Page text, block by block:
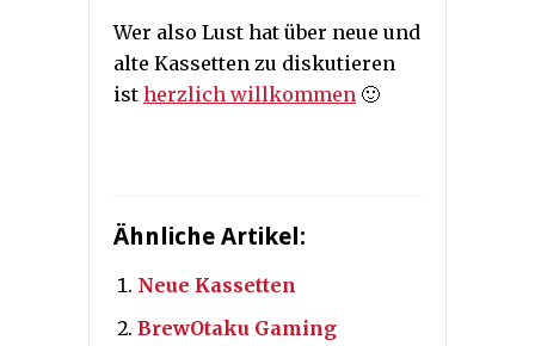
Wer also Lust hat über neue und
alte Kassetten zu diskutieren
ist herzlich willkommen 🙂
Ähnliche Artikel:
Neue Kassetten
BrewOtaku Gaming